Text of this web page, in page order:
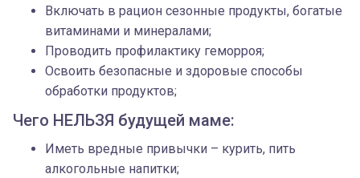
Включать в рацион сезонные продукты, богатые
витаминами и минералами;
Проводить профилактику геморроя;
Освоить безопасные и здоровые способы
обработки продуктов;
Чего НЕЛЬЗЯ будущей маме:
Иметь вредные привычки – курить, пить
алкогольные напитки;